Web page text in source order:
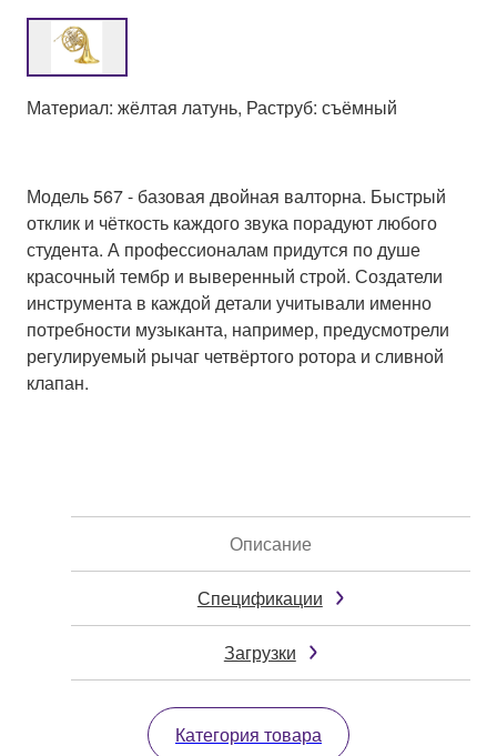
Материал: жёлтая латунь, Раструб: съёмный
Модель 567 - базовая двойная валторна. Быстрый
отклик и чёткость каждого звука порадуют любого
студента. А профессионалам придутся по душе
красочный тембр и выверенный строй. Создатели
инструмента в каждой детали учитывали именно
потребности музыканта, например, предусмотрели
регулируемый рычаг четвёртого ротора и сливной
клапан.
Описание
Спецификации
Загрузки
Категория товара